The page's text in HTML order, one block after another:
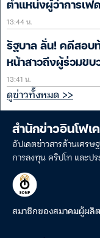
ตำแหน่งผู้ว่าการเฟด
13:44 น.
รัฐบาล ลั่น! คดีสอบ
หน้าสาวถึงผู้ร่วมขบ
13:41 น.
ดูข่าวทั้งหมด >>
สำนักข่าวอินโฟเ
อัปเดตข่าวสารด้านเศรษ
การลงทุน คริปโท และป
สมาชิกของสมาคมผู้ผลิ